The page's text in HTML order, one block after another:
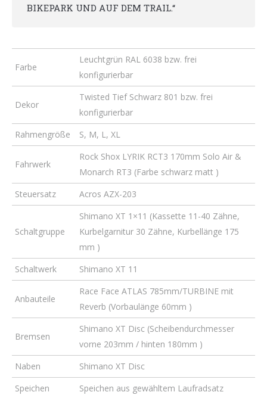
BIKEPARK UND AUF DEM TRAIL.“
Farbe
Leuchtgrün RAL 6038 bzw. frei
konfigurierbar
Dekor
Twisted Tief Schwarz 801 bzw. frei
konfigurierbar
Rahmengröße
S, M, L, XL
Fahrwerk
Rock Shox LYRIK RCT3 170mm Solo Air &
Monarch RT3 (Farbe schwarz matt )
Steuersatz
Acros AZX-203
Schaltgruppe
Shimano XT 1×11 (Kassette 11-40 Zähne,
Kurbelgarnitur 30 Zähne, Kurbellänge 175
mm )
Schaltwerk
Shimano XT 11
Anbauteile
Race Face ATLAS 785mm/TURBINE mit
Reverb (Vorbaulänge 60mm )
Bremsen
Shimano XT Disc (Scheibendurchmesser
vorne 203mm / hinten 180mm )
Naben
Shimano XT Disc
Speichen
Speichen aus gewähltem Laufradsatz